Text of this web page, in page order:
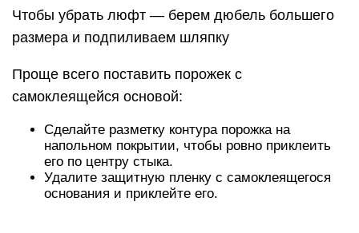
Чтобы убрать люфт — берем дюбель большего
размера и подпиливаем шляпку
Проще всего поставить порожек с
самоклеящейся основой:
Сделайте разметку контура порожка на
напольном покрытии, чтобы ровно приклеить
его по центру стыка.
Удалите защитную пленку с самоклеящегося
основания и приклейте его.